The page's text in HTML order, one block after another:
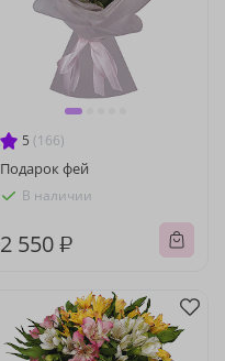
5 (166)
Подарок фей
В наличии
2 550 ₽